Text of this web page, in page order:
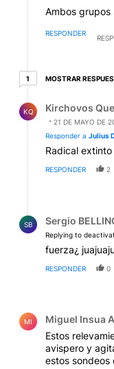
Ambos grupos
RESPONDER
11 respuesta más
MOSTRAR
KQ Kirchovos
21 DE MAYO DE
Responder a Julius
Radical extinto
RESPONDER 2
SB Sergio
Replying to
fuerza¿
RESPONDER 0
MI
Estos
avispero y
estos sondeos